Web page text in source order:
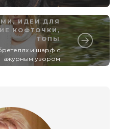
,ИДЕИ ДЛЯ
КОФТОЧКИ,
ТОПЫ
и шарф с
ажурным узором